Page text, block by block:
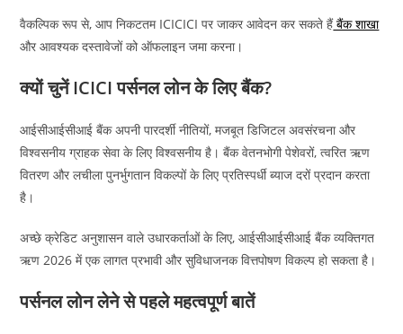
वैकल्पिक रूप से, आप निकटतम ICICICI पर जाकर आवेदन कर सकते हैंबैंक शाखा
और आवश्यक दस्तावेजों को ऑफलाइन जमा करना।
क्यों चुनें ICICI पर्सनल लोन के लिए बैंक?
आईसीआईसीआई बैंक अपनी पारदर्शी नीतियों, मजबूत डिजिटल अवसंरचना और
विश्वसनीय ग्राहक सेवा के लिए विश्वसनीय है। बैंक वेतनभोगी पेशेवरों, त्वरित ऋण
वितरण और लचीला पुनर्भुगतान विकल्पों के लिए प्रतिस्पर्धी ब्याज दरों प्रदान करता
है।
अच्छे क्रेडिट अनुशासन वाले उधारकर्ताओं के लिए, आईसीआईसीआई बैंक व्यक्तिगत
ऋण 2026 में एक लागत प्रभावी और सुविधाजनक वित्तपोषण विकल्प हो सकता है।
पर्सनल लोन लेने से पहले महत्वपूर्ण बातें